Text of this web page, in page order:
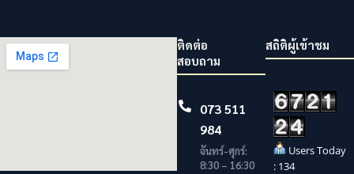
ติดต่อ
สอบถาม
073 511
984
จันทร์-ศุกร์:
8:30 – 16:30
สถิติผู้เข้าชม
Users Today
: 134